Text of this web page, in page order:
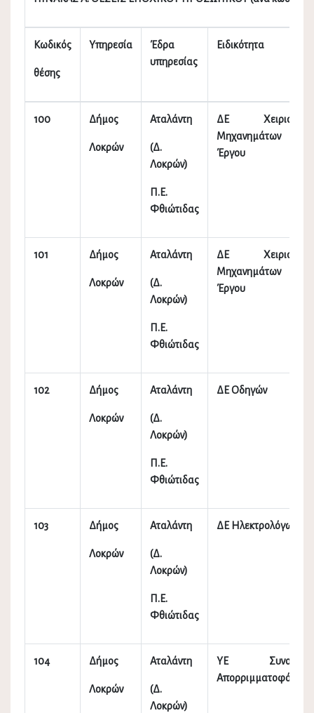
Κωδικός
θέσης
Υπηρεσία
Έδρα
υπηρεσίας
Ειδικότητα
100 Δήμος
Λοκρών
Αταλάντη
(Δ.
Λοκρών)
Π.Ε.
Φθιώτιδας
ΔΕ Χειριστών
Μηχανημάτων
Έργου
101 Δήμος
Λοκρών
Αταλάντη
(Δ.
Λοκρών)
Π.Ε.
Φθιώτιδας
ΔΕ Χειριστών
Μηχανημάτων
Έργου
102 Δήμος
Λοκρών
Αταλάντη
(Δ.
Λοκρών)
Π.Ε.
Φθιώτιδας
ΔΕ Οδηγών
103 Δήμος
Λοκρών
Αταλάντη
(Δ.
Λοκρών)
Π.Ε.
Φθιώτιδας
ΔΕ Ηλεκτρολόγων
104 Δήμος
Λοκρών
Αταλάντη
(Δ.
Λοκρών)
ΥΕ Συνοδών
Απορριμματοφόρων